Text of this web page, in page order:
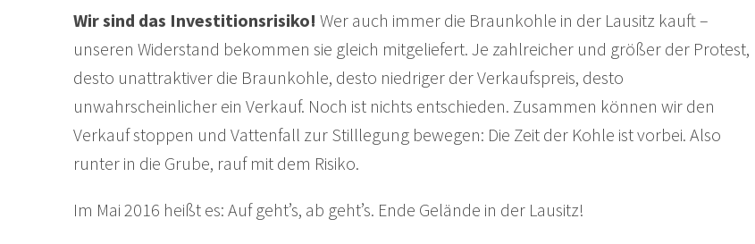
Wir sind das Investitionsrisiko! Wer auch immer die Braunkohle in der Lausitz kauft –
unseren Widerstand bekommen sie gleich mitgeliefert. Je zahlreicher und größer der Protest,
desto unattraktiver die Braunkohle, desto niedriger der Verkaufspreis, desto
unwahrscheinlicher ein Verkauf. Noch ist nichts entschieden. Zusammen können wir den
Verkauf stoppen und Vattenfall zur Stilllegung bewegen: Die Zeit der Kohle ist vorbei. Also
runter in die Grube, rauf mit dem Risiko.
Im Mai 2016 heißt es: Auf geht’s, ab geht’s. Ende Gelände in der Lausitz!